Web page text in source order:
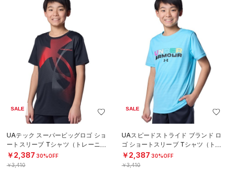
SALE
UAテック スーパービッグロゴ ショ
ートスリーブ Tシャツ（トレーニン
グ/BOYS）
￥2,387 30%OFF
￥3,410
SALE
UAスピードストライド ブランド ロ
ゴ ショートスリーブ Tシャツ（トレ
ーニング/BOYS）
￥2,387 30%OFF
￥3,410